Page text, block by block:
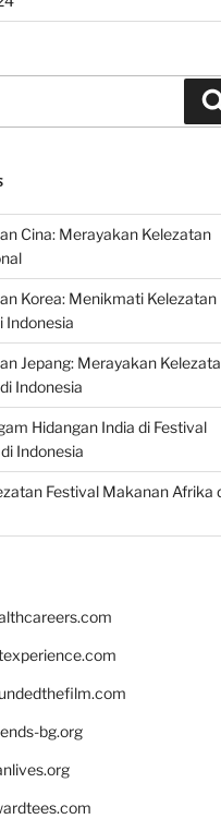
Cina: Merayakan Kelezatan
Korea: Menikmati Kelezatan
Indonesia
Jepang: Merayakan
Indonesia
Hidangan India di Festival
Indonesia
Festival Makanan Afrika
bg.org